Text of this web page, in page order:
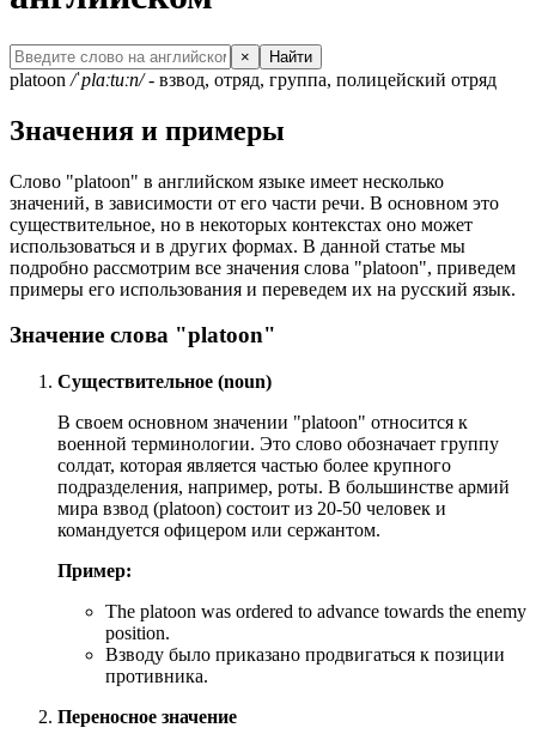
× Найти
platoon /ˈplɑːtuːn/- взвод, отряд, группа, полицейский отряд
Значения и примеры
Слово "platoon" в английском языке имеет несколько
значений, в зависимости от его части речи. В основном это
существительное, но в некоторых контекстах оно может
использоваться и в других формах. В данной статье мы
подробно рассмотрим все значения слова "platoon", приведем
примеры его использования и переведем их на русский язык.
Значение слова "platoon"
Существительное (noun)
В своем основном значении "platoon" относится к
военной терминологии. Это слово обозначает группу
солдат, которая является частью более крупного
подразделения, например, роты. В большинстве армий
мира взвод (platoon) состоит из 20-50 человек и
командуется офицером или сержантом.
Пример:
The platoon was ordered to advance towards the enemy
position.
Взводу было приказано продвигаться к позиции
противника.
Переносное значение